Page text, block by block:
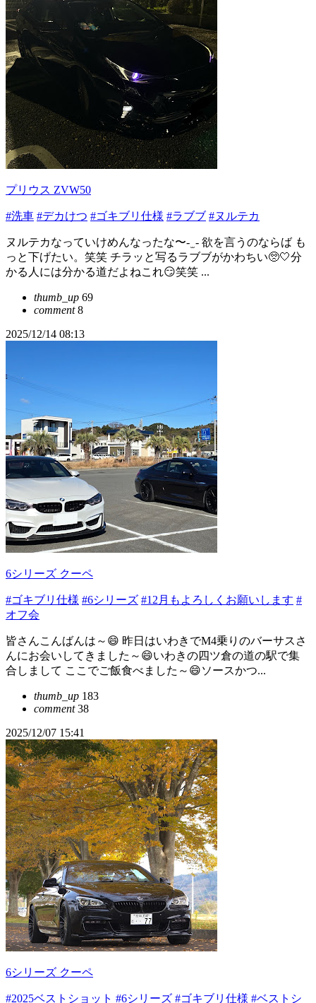
プリウス ZVW50
#洗車 #デカけつ #ゴキブリ仕様 #ラブブ #ヌルテカ
ヌルテカなっていけめんなったな〜- ̫ - 欲を言うのならば も
っと下げたい。笑笑 チラッと写るラブブがかわちい🥺🤍分
かる人には分かる道だよねこれ😏笑笑 ...
thumb_up 69
comment8
2025/12/14 08:13
6シリーズ クーペ
#ゴキブリ仕様 #6シリーズ #12月もよろしくお願いします #
オフ会
皆さんこんばんは～😄 昨日はいわきでM4乗りのバーサスさ
んにお会いしてきました～😄いわきの四ツ倉の道の駅で集
合しまして ここでご飯食べました～😄ソースかつ...
thumb_up 183
comment38
2025/12/07 15:41
6シリーズ クーペ
#2025ベストショット #6シリーズ #ゴキブリ仕様 #ベストシ